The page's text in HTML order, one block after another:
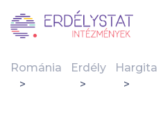
Románia Erdély Hargita